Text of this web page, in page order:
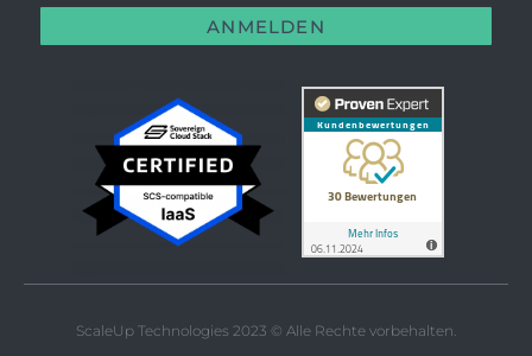
ANMELDEN
ScaleUp Technologies 2023 © Alle Rechte vorbehalten.